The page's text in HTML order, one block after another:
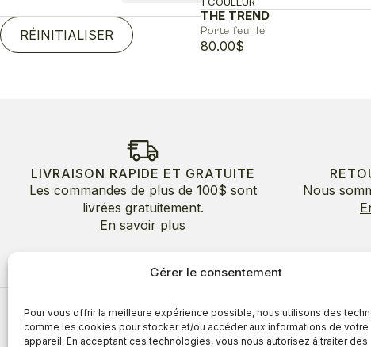
Gérer le consentement
Pour vous offrir la meilleure expérience possible, nous utilisons des
comme les cookies pour stocker et/ou accéder aux informations de votre
appareil. En acceptant ces technologies, vous nous autorisez à traiter des
RÉINITIALISER
THE TREND
Porte feuille
80.00$
LIVRAISON RAPIDE ET GRATUITE
Les commandes de plus de 100$ sont
livrées gratuitement.
En savoir plus
Nous
À propos
À propos